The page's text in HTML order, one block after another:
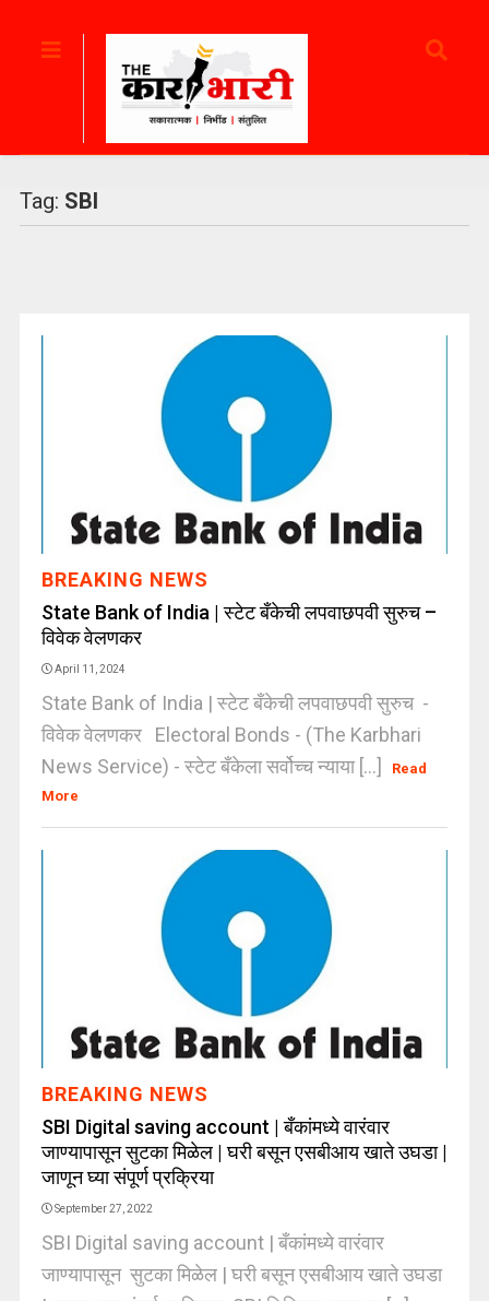
Tag: SBI
BREAKING NEWS
State Bank of India | स्टेट बँकेची लपवाछपवी सुरुच –
विवेक वेलणकर
April 11, 2024
State Bank of India | स्टेट बँकेची लपवाछपवी सुरुच -
विवेक वेलणकर Electoral Bonds - (The Karbhari
News Service) - स्टेट बँकेला सर्वोच्च न्याया [...]
Read
More
BREAKING NEWS
SBI Digital saving account | बँकांमध्ये वारंवार
जाण्यापासून सुटका मिळेल | घरी बसून एसबीआय खाते उघडा |
जाणून घ्या संपूर्ण प्रक्रिया
September 27, 2022
SBI Digital saving account | बँकांमध्ये वारंवार
जाण्यापासून सुटका मिळेल | घरी बसून एसबीआय खाते उघडा